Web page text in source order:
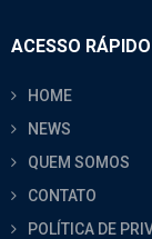
ACESSO RÁPIDO
HOME
NEWS
QUEM SOMOS
CONTATO
POLÍTICA DE